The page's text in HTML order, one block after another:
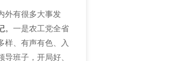
外有很多大事发
一是农工党全省
样、有声有色、入
班子，开局好、